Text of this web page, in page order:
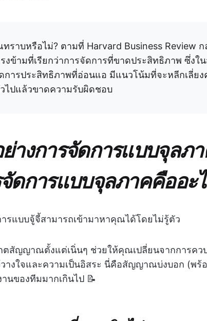
ราบหรือไม่? ตามที่ Harvard Business Review
งข้ามที่เรียกว่าการจัดการที่ขาดประสิทธิภาพ ซึ่งใ
การประสิทธิภาพที่อ่อนแอ มีแนวโน้มที่จะหลีกเลี่ย
ไปแล้วขาดความรับผิดชอบ
ย่างการจัดการแบบจุล
ดการแบบจุลภาคคืออะ
รแบบจู้จี้สามารถเข้ามาหาคุณได้โดยไม่รู้ตัว
ตสัญญาณตั้งแต่เนิ่นๆ ช่วยให้คุณเปลี่ยนจากการคว
างใจและความเป็นอิสระ นี่คือสัญญาณบ่งบอก (พร้
นของทีมมากเกินไป 📝